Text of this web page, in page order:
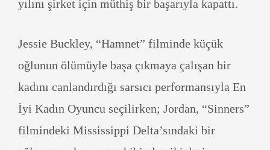
yılını şirket için müthiş bir başarıyla kapattı.
Jessie Buckley, “Hamnet” filminde küçük
oğlunun ölümüyle başa çıkmaya çalışan bir
kadını canlandırdığı sarsıcı performansıyla En
İyi Kadın Oyuncu seçilirken; Jordan, “Sinners”
filmindeki Mississippi Delta’sındaki bir